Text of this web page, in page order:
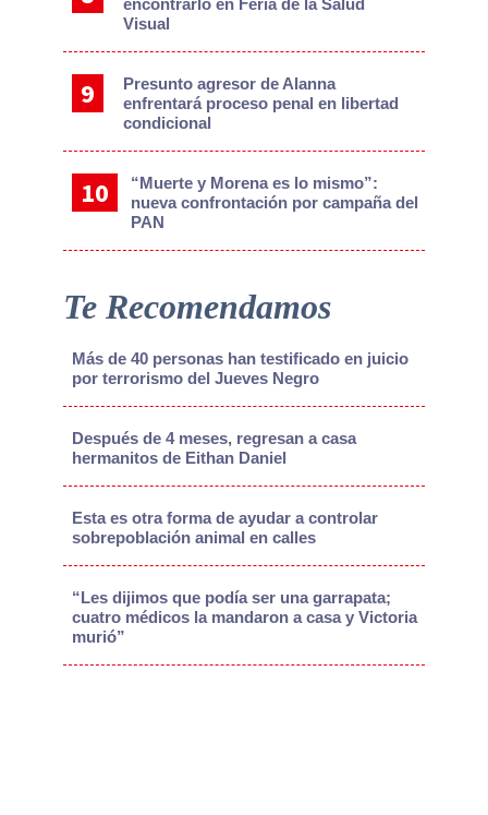
Visual
Presunto agresor de Alanna
enfrentará proceso penal en libertad
condicional
“Muerte y Morena es lo mismo”:
nueva confrontación por campaña del
PAN
Te Recomendamos
Más de 40 personas han testificado en juicio
por terrorismo del Jueves Negro
Después de 4 meses, regresan a casa
hermanitos de Eithan Daniel
Esta es otra forma de ayudar a controlar
sobrepoblación animal en calles
“Les dijimos que podía ser una garrapata;
cuatro médicos la mandaron a casa y Victoria
murió”